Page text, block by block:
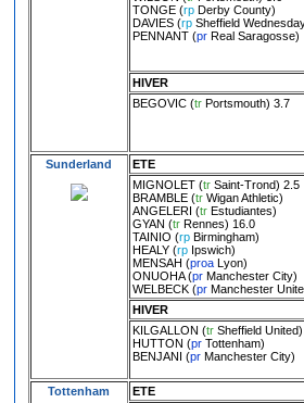
TONGE(rp Derby County)
DAVIES(rp Sheffield
PENNANT(pr Real Saragosse)
HIVER
BEGOVIC(tr Portsmouth) 3.7
Sunderland
ETE
MIGNOLET(tr Saint-Trond) 2.5
BRAMBLE(tr Wigan Athletic)
ANGELERI (tr Estudiantes)
GYAN (tr Rennes) 16.0
TAINIO (rp Birmingham)
HEALY(rp Ipswich)
MENSAH (proa Lyon)
ONUOHA(pr Manchester City)
WELBECK(pr Manchester
HIVER
KILGALLON (tr Sheffield United)
HUTTON (pr Tottenham)
BENJANI (pr Manchester City)
Tottenham
ETE